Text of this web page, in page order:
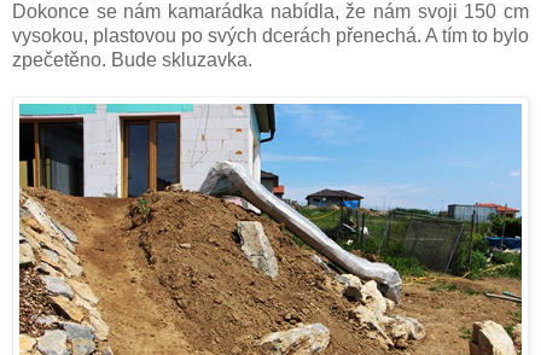
Dokonce se nám kamarádka nabídla, že nám svoji 150 cm
vysokou, plastovou po svých dcerách přenechá. A tím to bylo
zpečetěno. Bude skluzavka.